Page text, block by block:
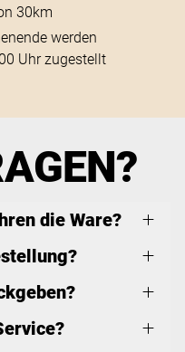
30km
werden
Uhr zugestellt
die Ware?